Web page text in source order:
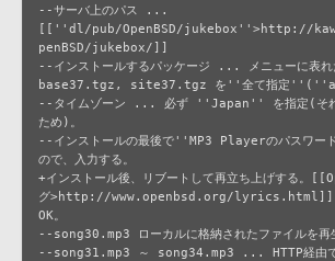
--サーバ上のパス ...
[[''dl/pub/OpenBSD/jukebox''>http://
penBSD/jukebox/]]
--インストールするパッケージ ... メニューに表
base37.tgz, site37.tgz を''全て指定
--タイムゾーン ... 必ず ''Japan'' を指定(それ
ため)。
--インストールの最後で''MP3 Playerのパスワー
ので、入力する。
+インストール後、リブートして再立ち上げする。
グ>http://www.openbsd.org/lyrics.html]] が
OK。
--song30.mp3 ローカルに格納されたファイルを再
--song31.mp3 ～ song34.mp3 ... HTTP経由で